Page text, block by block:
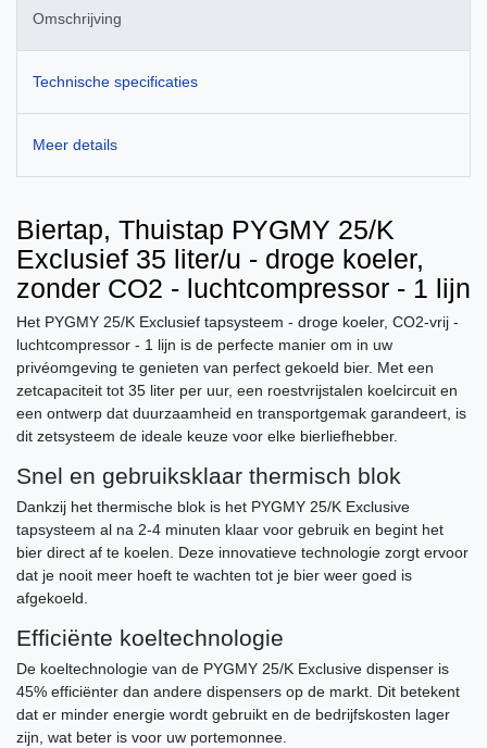
Omschrijving
Technische specificaties
Meer details
Biertap, Thuistap PYGMY 25/K
Exclusief 35 liter/u - droge koeler,
zonder CO2 - luchtcompressor - 1 lijn
Het PYGMY 25/K Exclusief tapsysteem - droge koeler, CO2-vrij -
luchtcompressor - 1 lijn is de perfecte manier om in uw
privéomgeving te genieten van perfect gekoeld bier. Met een
zetcapaciteit tot 35 liter per uur, een roestvrijstalen koelcircuit en
een ontwerp dat duurzaamheid en transportgemak garandeert, is
dit zetsysteem de ideale keuze voor elke bierliefhebber.
Snel en gebruiksklaar thermisch blok
Dankzij het thermische blok is het PYGMY 25/K Exclusive
tapsysteem al na 2-4 minuten klaar voor gebruik en begint het
bier direct af te koelen. Deze innovatieve technologie zorgt ervoor
dat je nooit meer hoeft te wachten tot je bier weer goed is
afgekoeld.
Efficiënte koeltechnologie
De koeltechnologie van de PYGMY 25/K Exclusive dispenser is
45% efficiënter dan andere dispensers op de markt. Dit betekent
dat er minder energie wordt gebruikt en de bedrijfskosten lager
zijn, wat beter is voor uw portemonnee.